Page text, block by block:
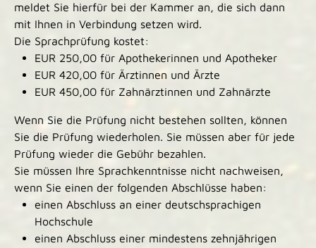
meldet Sie hierfür bei der Kammer an, die sich dann
mit Ihnen in Verbindung setzen wird.
Die Sprachprüfung kostet:
EUR 250,00 für Apothekerinnen und Apotheker
EUR 420,00 für Ärztinnen und Ärzte
EUR 450,00 für Zahnärztinnen und Zahnärzte
Wenn Sie die Prüfung nicht bestehen sollten, können
Sie die Prüfung wiederholen. Sie müssen aber für jede
Prüfung wieder die Gebühr bezahlen.
Sie müssen Ihre Sprachkenntnisse nicht nachweisen,
wenn Sie einen der folgenden Abschlüsse haben:
einen Abschluss an einer deutschsprachigen
Hochschule
einen Abschluss einer mindestens zehnjährigen